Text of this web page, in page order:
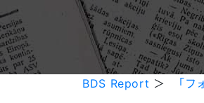
BDS Report ＞ 「